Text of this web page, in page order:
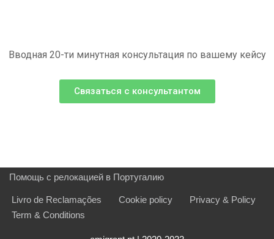
Вводная 20-ти минутная консультация по вашему кейсу
Связаться с консультантом
Помощь с релокацией в Португалию
Livro de Reclamações Сookie policy
Privacy & Policy
Term & Conditions